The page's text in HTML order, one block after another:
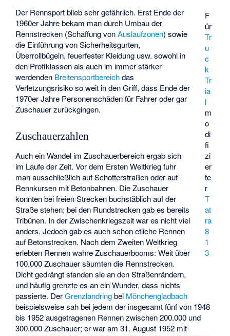
F
ür
Tr
u
c
k
Tr
ia
l
m
o
di
fi
zi
er
te
r
T
at
ra
8
1
3
Der Rennsport blieb sehr gefährlich. Erst Ende der
1960er Jahre bekam man durch Umbau der
Rennstrecken (Schaffung vonAuslaufzonen) sowie
die Einführung von Sicherheitsgurten,
Überrollbügeln, feuerfester Kleidung usw. sowohl in
den Profiklassen als auch im immer stärker
werdenden Breitensportbereichdas
Verletzungsrisiko so weit in den Griff, dass Ende der
1970er Jahre Personenschäden für Fahrer oder gar
Zuschauer zurückgingen.
Zuschauerzahlen
Auch ein Wandel im Zuschauerbereich ergab sich
im Laufe der Zeit. Vor dem Ersten Weltkrieg fuhr
man ausschließlich auf Schotterstraßen oder auf
Rennkursen mit Betonbahnen. Die Zuschauer
konnten bei freien Strecken buchstäblich auf der
Straße stehen; bei den Rundstrecken gab es bereits
Tribünen. In der Zwischenkriegszeit war es nicht viel
anders. Jedoch gab es auch schon etliche Rennen
auf Betonstrecken. Nach dem Zweiten Weltkrieg
erlebten Rennen wahre Zuschauerbooms: Weit über
100.000 Zuschauer säumten die Rennstrecken.
Dicht gedrängt standen sie an den Straßenrändern,
und häufig grenzte es an ein Wunder, dass nichts
passierte. DerGrenzlandringbei Mönchengladbach
beispielsweise sah bei jedem der insgesamt fünf von 1948
bis 1952 ausgetragenen Rennen zwischen 200.000 und
300.000 Zuschauer; er war am 31. August 1952 mit